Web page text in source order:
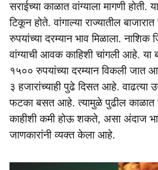
सराईच्या काळात वांग्याला मागणी होती.
टिकून होते. वांगाल्या राज्यातील
रुपयांच्या दरम्यान भाव मिळाला. नाशिक
वांग्याची आवक काहिशी चांगली आहे. या
१५०० रुपयांच्या दरम्यान विकली जात
३ हजारांच्याही पुढे दिसत आहे. वाढत्या
फटका बसत आहे. त्यामुळे पुढील काळात
काहीशी कमी होऊ शकते, असा अंदाज
जाणकारांनी व्यक्त केला आहे.